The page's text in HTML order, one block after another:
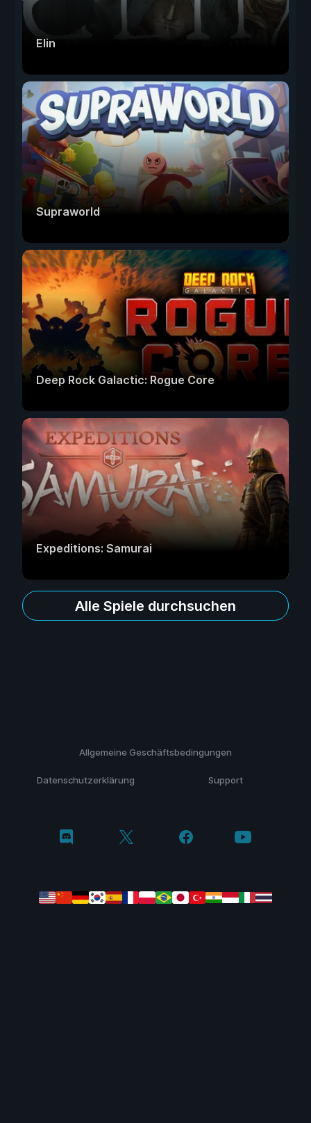
Elin
Supraworld
Deep Rock Galactic: Rogue Core
Expeditions: Samurai
Alle Spiele durchsuchen
Allgemeine Geschäftsbedingungen
Datenschutzerklärung Support